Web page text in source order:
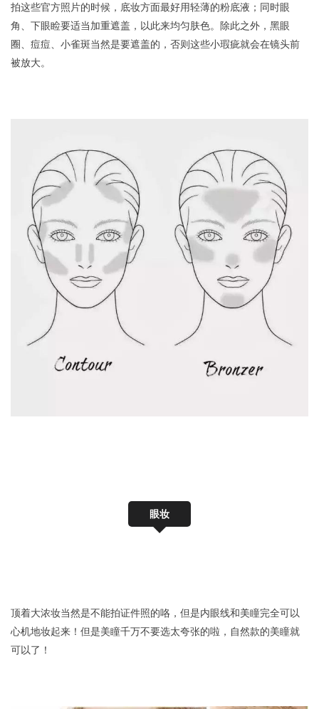
拍这些官方照片的时候，底妆方面最好用轻薄的粉底液；同时眼
角、下眼睑要适当加重遮盖，以此来均匀肤色。除此之外，黑眼
圈、痘痘、小雀斑当然是要遮盖的，否则这些小瑕疵就会在镜头前
被放大。
眼妆
顶着大浓妆当然是不能拍证件照的咯，但是内眼线和美瞳完全可以
心机地妆起来！但是美瞳千万不要选太夸张的啦，自然款的美瞳就
可以了！